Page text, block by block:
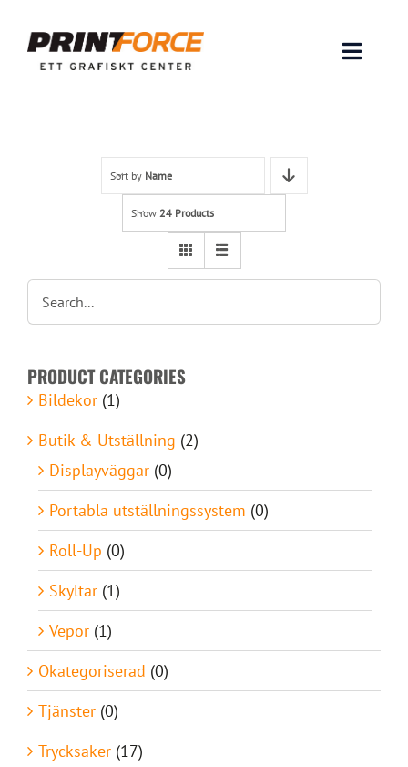
content
Toggle
INSPIRATION
Lämna original & filer
Om oss
Kontakt
Sort by Name
Show 24 Products
PRODUCT CATEGORIES
Bildekor (1)
Butik & Utställning (2)
Displayväggar (0)
Portabla utställningssystem (0)
Roll-Up (0)
Skyltar (1)
Vepor (1)
Okategoriserad (0)
Tjänster (0)
Trycksaker (17)